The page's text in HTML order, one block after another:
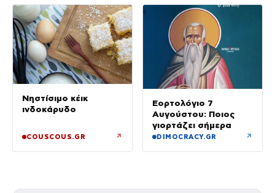
Νηστίσιμο κέικ
ινδοκάρυδο
COUSCOUS.GR ↗
Εορτολόγιο 7
Αυγούστου: Ποιος
γιορτάζει σήμερα
DIMOCRACY.GR ↗